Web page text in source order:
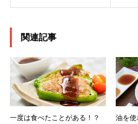
関連記事
一度は食べたことがある！？
油を